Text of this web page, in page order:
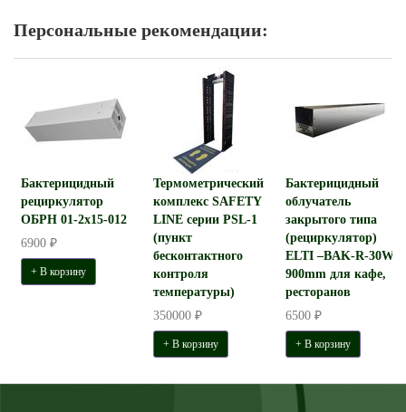
Персональные рекомендации:
Бактерицидный
рециркулятор
ОБРН 01-2x15-012
6900 ₽
+ В корзину
Термометрический
комплекс SAFETY
LINE серии PSL-1
(пункт
бесконтактного
контроля
температуры)
350000 ₽
+ В корзину
Бактерицидный
облучатель
закрытого типа
(рециркулятор)
ELTI –BAK-R-30W-
900mm для кафе,
ресторанов
6500 ₽
+ В корзину